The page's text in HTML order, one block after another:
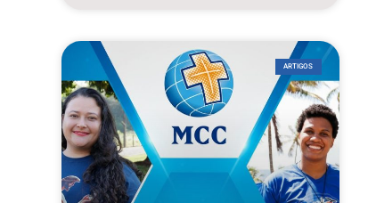
ARTIGOS